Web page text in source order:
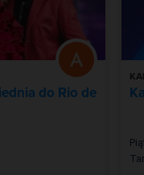
do Rio de